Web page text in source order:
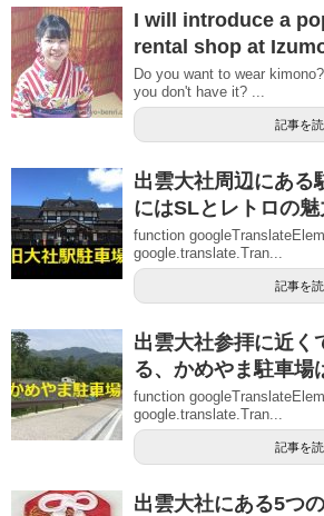
I will introduce a
rental shop at
Do you want to wear
you don't have it? ...
記事を
出雲大社周辺にある
にはSLとレトロの魅
function
google.translate.Tran...
記事を
出雲大社参拝に近く
る、かめやま駐車場
function
google.translate.Tran...
記事を
出雲大社にある5つ